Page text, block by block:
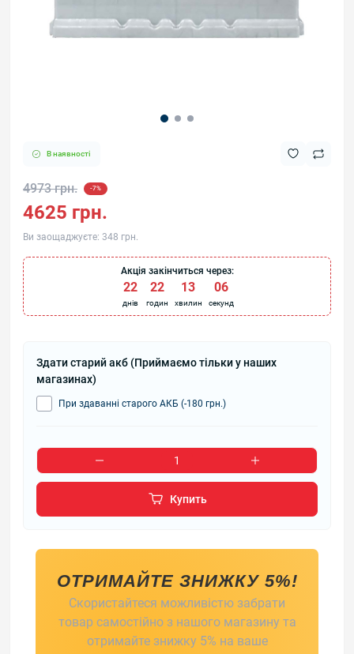
В наявності
4973 грн. -7%
4625 грн.
Ви заощаджуєте: 348 грн.
Акція закінчиться через:
22
днів
22
годин
13
хвилин
06
секунд
Здати старий акб (Приймаємо тільки у наших
магазинах)
При здаванні старого АКБ (-180 грн.)
Купить
ОТРИМАЙТЕ ЗНИЖКУ 5%!
Скористайтеся можливістю забрати
товар самостійно з нашого магазину та
отримайте знижку 5% на ваше